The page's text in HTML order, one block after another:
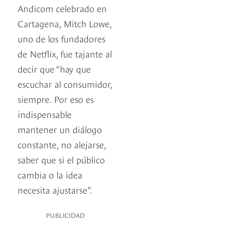
Andicom celebrado en
Cartagena, Mitch Lowe,
uno de los fundadores
de Netflix, fue tajante al
decir que “hay que
escuchar al consumidor,
siempre. Por eso es
indispensable
mantener un diálogo
constante, no alejarse,
saber que si el público
cambia o la idea
necesita ajustarse”.
PUBLICIDAD